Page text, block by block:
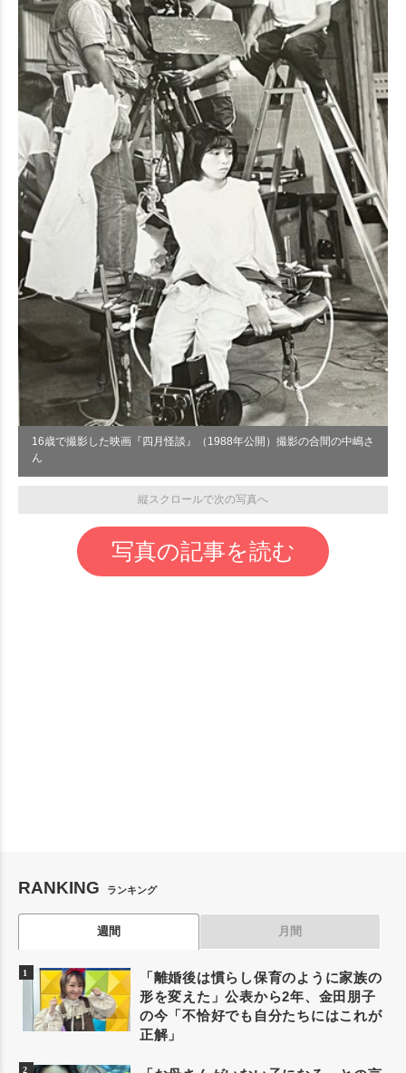
16歳で撮影した映画『四月怪談』（1988年公開）撮影の合間の中嶋さ
ん
縦スクロールで次の写真へ
写真の記事を読む
RANKING ランキング
週間 月間
「離婚後は慣らし保育のように家族の
形を変えた」公表から2年、金田朋子
の今「不恰好でも自分たちにはこれが
正解」